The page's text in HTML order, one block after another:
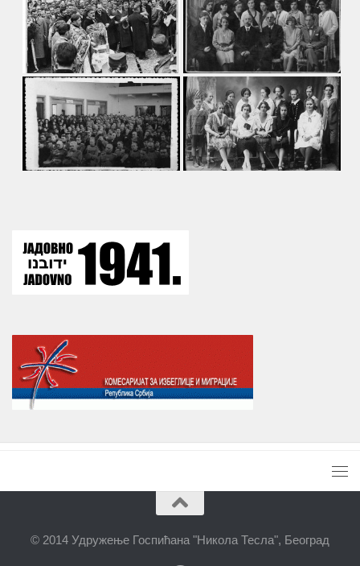
© 2014 Удружење Госпићана "Никола Тесла", Београд